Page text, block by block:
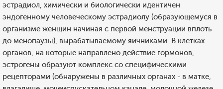
эстрадиол, химически и биологически идентичен
эндогенному человеческому эстрадиолу (образующемуся в
организме женщин начиная с первой менструации вплоть
до менопаузы), вырабатываемому яичниками. В клетках
органов, на которые направлено действие гормонов,
эстрогены образуют комплекс со специфическими
рецепторами (обнаружены в различных органах - в матке,